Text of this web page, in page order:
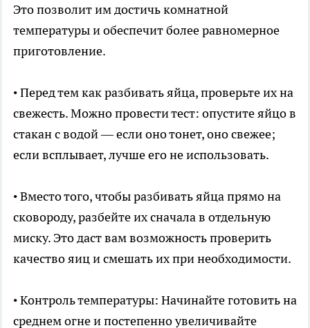
Это позволит им достичь комнатной
температуры и обеспечит более равномерное
приготовление.
• Перед тем как разбивать яйца, проверьте их на
свежесть. Можно провести тест: опустите яйцо в
стакан с водой — если оно тонет, оно свежее;
если всплывает, лучше его не использовать.
• Вместо того, чтобы разбивать яйца прямо на
сковороду, разбейте их сначала в отдельную
миску. Это даст вам возможность проверить
качество яиц и смешать их при необходимости.
• Контроль температуры: Начинайте готовить на
среднем огне и постепенно увеличивайте